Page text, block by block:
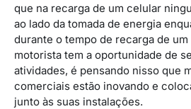
que na recarga de um celular
ao lado da tomada de energia
durante o tempo de recarga de
motorista tem a oportunidade de
atividades, é pensando nisso que
comerciais estão inovando e
junto às suas instalações.